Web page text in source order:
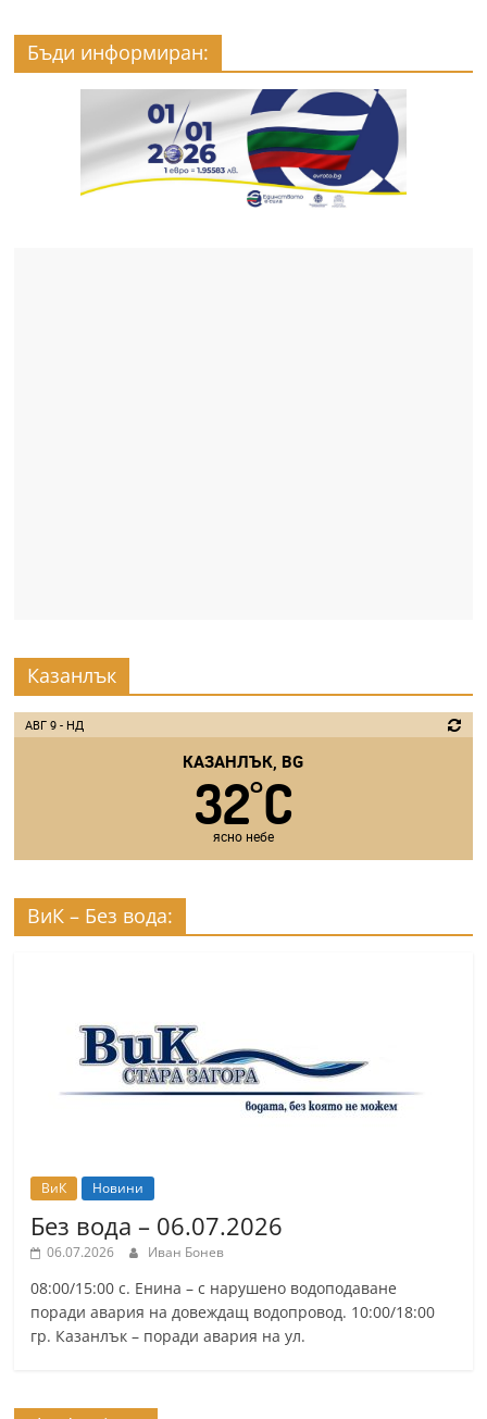
Бъди информиран:
Казанлък
АВГ 9 - НД
КАЗАНЛЪК, BG
32°C
ясно небе
ВиК – Без вода:
ВиК Новини
Без вода – 06.07.2026
06.07.2026 Иван Бонев
08:00/15:00 с. Енина – с нарушено водоподаване
поради авария на довеждащ водопровод. 10:00/18:00
гр. Казанлък – поради авария на ул.